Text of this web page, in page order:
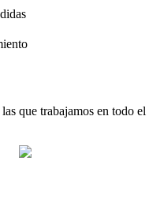
que trabajamos en todo el